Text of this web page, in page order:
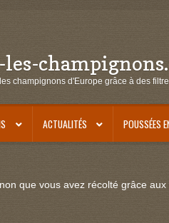
champignons d'Europe grâce à des
ACTUALITÉS POUSSÉES
que vous avez récolté grâce